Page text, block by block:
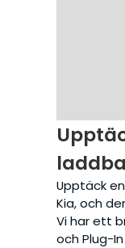
Upptäck
Kia, och
Vi har ett
och Plug-